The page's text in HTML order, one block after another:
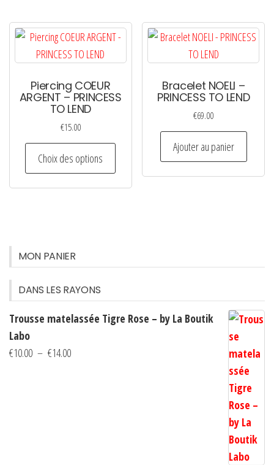
Les
Piercing COEUR
ARGENT – PRINCESS
TO LEND
€15.00
Choix des options
Ce
peuvent
choisies
sur
Bracelet NOELI –
PRINCESS TO LEND
€69.00
Ajouter au panier
MON PANIER
DANS LES RAYONS
Trousse matelassée Tigre Rose – by La Boutik
Labo
€10.00 – €14.00Plage